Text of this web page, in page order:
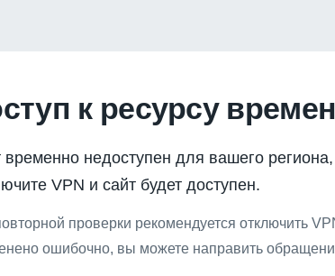
к ресурсу
временно недоступен для вашего
VPN и сайт будет доступен.
проверки рекомендуется отключить
ошибочно, вы можете направить